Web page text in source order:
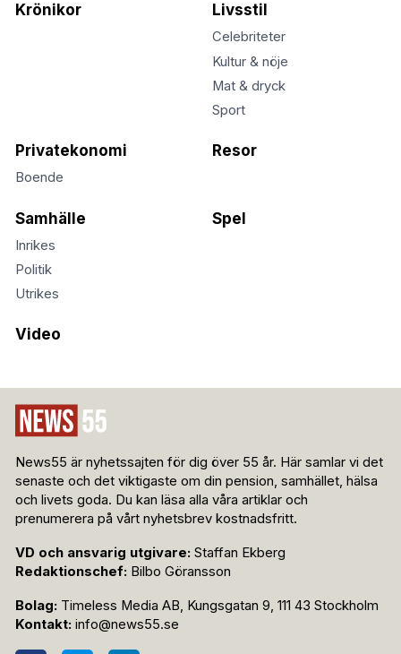
Krönikor Livsstil
Celebriteter
Kultur & nöje
Mat & dryck
Sport
Privatekonomi
Boende
Resor
Samhälle
Inrikes
Politik
Utrikes
Spel
Video
News55 är nyhetssajten för dig över 55 år. Här samlar vi det
senaste och det viktigaste om din pension, samhället, hälsa
och livets goda. Du kan läsa alla våra artiklar och
prenumerera på vårt nyhetsbrev kostnadsfritt.
VD och ansvarig utgivare: Staffan Ekberg
Redaktionschef: Bilbo Göransson
Bolag: Timeless Media AB, Kungsgatan 9, 111 43 Stockholm
Kontakt: info@news55.se